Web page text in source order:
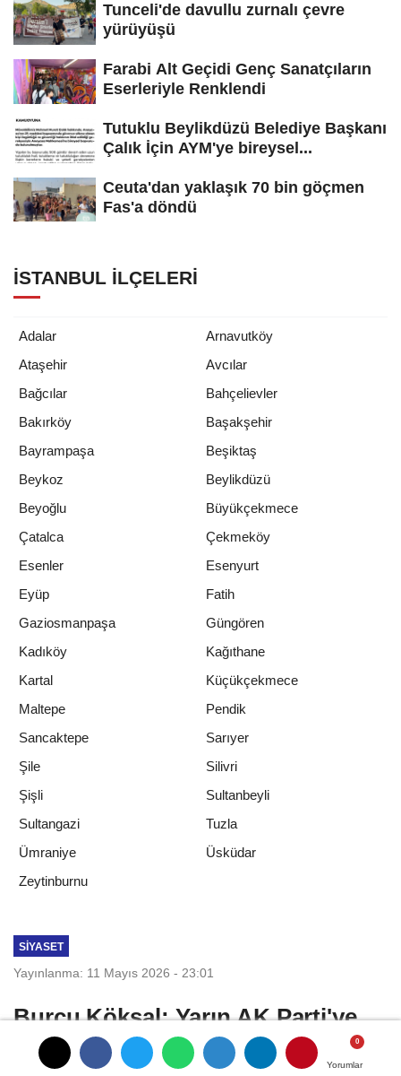
Yorumlar
Tunceli'de davullu zurnalı çevre
yürüyüşü
Farabi Alt Geçidi Genç Sanatçıların
Eserleriyle Renklendi
Tutuklu Beylikdüzü Belediye Başkanı
Çalık İçin AYM'ye bireysel...
Ceuta'dan yaklaşık 70 bin göçmen
Fas'a döndü
İSTANBUL İLÇELERI
Adalar
Arnavutköy
Ataşehir
Avcılar
Bağcılar
Bahçelievler
Bakırköy
Başakşehir
Bayrampaşa
Beşiktaş
Beykoz
Beylikdüzü
Beyoğlu
Büyükçekmece
Çatalca
Çekmeköy
Esenler
Esenyurt
Eyüp
Fatih
Gaziosmanpaşa
Güngören
Kadıköy
Kağıthane
Kartal
Küçükçekmece
Maltepe
Pendik
Sancaktepe
Sarıyer
Şile
Silivri
Şişli
Sultanbeyli
Sultangazi
Tuzla
Ümraniye
Üsküdar
Zeytinburnu
SIYASET
Yayınlanma: 11 Mayıs 2026 - 23:01
Burcu Köksal: Yarın AK Parti'ye
katılıyorum, içim çok rahat
Yorumlar